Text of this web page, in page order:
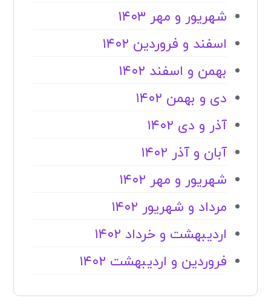
شهریور و مهر ۱۴۰۳
اسفند و فروردین ۱۴۰۲
بهمن و اسفند ۱۴۰۲
دی و بهمن ۱۴۰۲
آذر و دی ۱۴۰۲
آبان و آذر ۱۴۰۲
شهریور و مهر ۱۴۰۲
مرداد و شهریور ۱۴۰۲
اردیبهشت و خرداد ۱۴۰۲
فروردین و اردیبهشت ۱۴۰۲